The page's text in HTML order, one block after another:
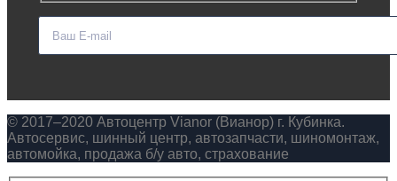
© 2017–2020 Автоцентр Vianor (Вианор) г. Кубинка.
Автосервис, шинный центр, автозапчасти, шиномонтаж,
автомойка, продажа б/у авто, страхование